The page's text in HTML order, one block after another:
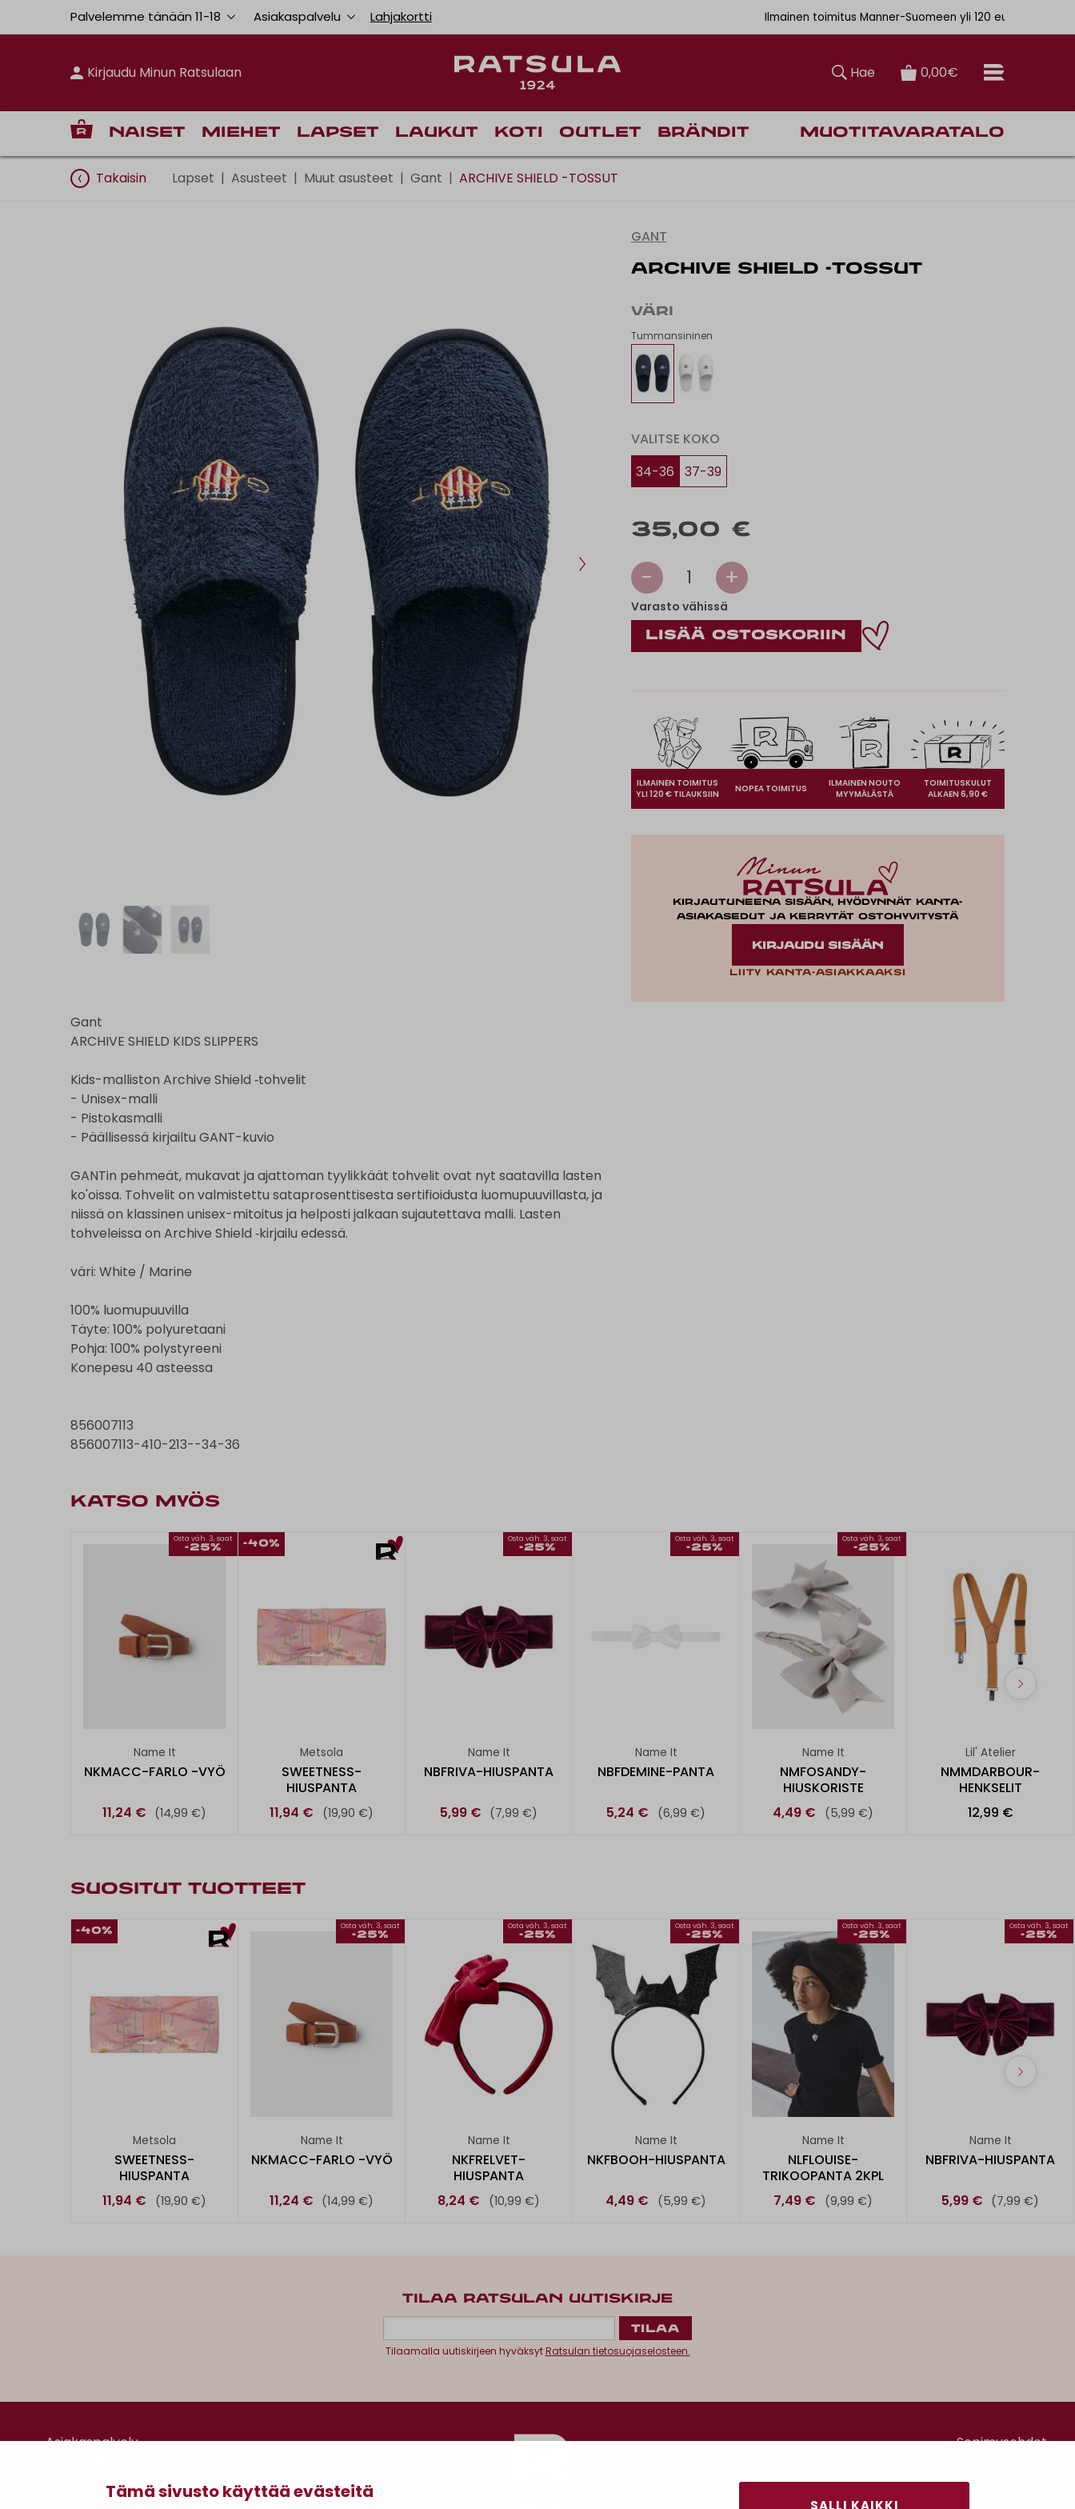
Tämä sivusto käyttää evästeitä
SALLI KAIKKI
Palvelemme tänään 11-18 Asiakaspalvelu Lahjakortti Ilmainen toimitus Manner-Suomeen yli 120 euron tilauksiin
Kirjaudu Minun Ratsulaan Hae 0,00€
Naiset Miehet Lapset Laukut Koti Outlet Brändit Muotitavaratalo
Takaisin Lapset | Asusteet | Muut asusteet | Gant | ARCHIVE SHIELD -TOSSUT
Gant
ARCHIVE SHIELD KIDS SLIPPERS
Kids-malliston Archive Shield ‑tohvelit
- Unisex-malli
- Pistokasmalli
- Päällisessä kirjailtu GANT-kuvio
GANTin pehmeät, mukavat ja ajattoman tyylikkäät tohvelit ovat nyt saatavilla lasten
ko'oissa. Tohvelit on valmistettu sataprosenttisesta sertifioidusta luomupuuvillasta, ja
niissä on klassinen unisex-mitoitus ja helposti jalkaan sujautettava malli. Lasten
tohveleissa on Archive Shield ‑kirjailu edessä.
väri: White / Marine
100% luomupuuvilla
Täyte: 100% polyuretaani
Pohja: 100% polystyreeni
Konepesu 40 asteessa
856007113
856007113-410-213--34-36
GANT
ARCHIVE SHIELD -TOSSUT
VÄRI
Tummansininen
VALITSE KOKO
34-36
37-39
35,00 €
- 1 +
Varasto vähissä
ILMAINEN TOIMITUS
YLI 120 € TILAUKSIIN
NOPEA TOIMITUS
ILMAINEN NOUTO
MYYMÄLÄSTÄ
TOIMITUSKULUT
ALKAEN 6,90 €
Kirjautuneena sisään, hyödynnät kanta-
asiakasedut ja kerrytät ostohyvitystä
KIRJAUDU SISÄÄN
Liity kanta-asiakkaaksi
KATSO MYÖS
Osta väh. 3, saat
-25%
Name It
NKMACC-FARLO -VYÖ
11,24 € (14,99 €)
-40%
Metsola
SWEETNESS-
HIUSPANTA
11,94 €
(19,90 €)
Osta väh. 3, saat
-25%
Name It
NBFRIVA-HIUSPANTA
5,99 € (7,99 €)
Osta väh. 3, saat
-25%
Name It
NBFDEMINE-PANTA
5,24 € (6,99 €)
Osta väh. 3, saat
-25%
Name It
NMFOSANDY-
HIUSKORISTE
4,49 €
(5,99 €)
Lil' Atelier
NMMDARBOUR-
HENKSELIT
12,99 €
SUOSITUT TUOTTEET
-40%
Metsola
SWEETNESS-
HIUSPANTA
11,94 €
(19,90 €)
Osta väh. 3, saat
-25%
Name It
NKMACC-FARLO -VYÖ
11,24 € (14,99 €)
Osta väh. 3, saat
-25%
Name It
NKFRELVET-
HIUSPANTA
8,24 €
(10,99 €)
Osta väh. 3, saat
-25%
Name It
NKFBOOH-HIUSPANTA
4,49 € (5,99 €)
Osta väh. 3, saat
-25%
Name It
NLFLOUISE-
TRIKOOPANTA 2KPL
7,49 €
(9,99 €)
Osta väh. 3, saat
-25%
Name It
NBFRIVA-HIUSPANTA
5,99 € (7,99 €)
TILAA RATSULAN UUTISKIRJE
Tilaamalla uutiskirjeen hyväksytRatsulan tietosuojaselosteen.
Asiakaspalvelu
Gomee Ratsula Café
Sopimusehdot